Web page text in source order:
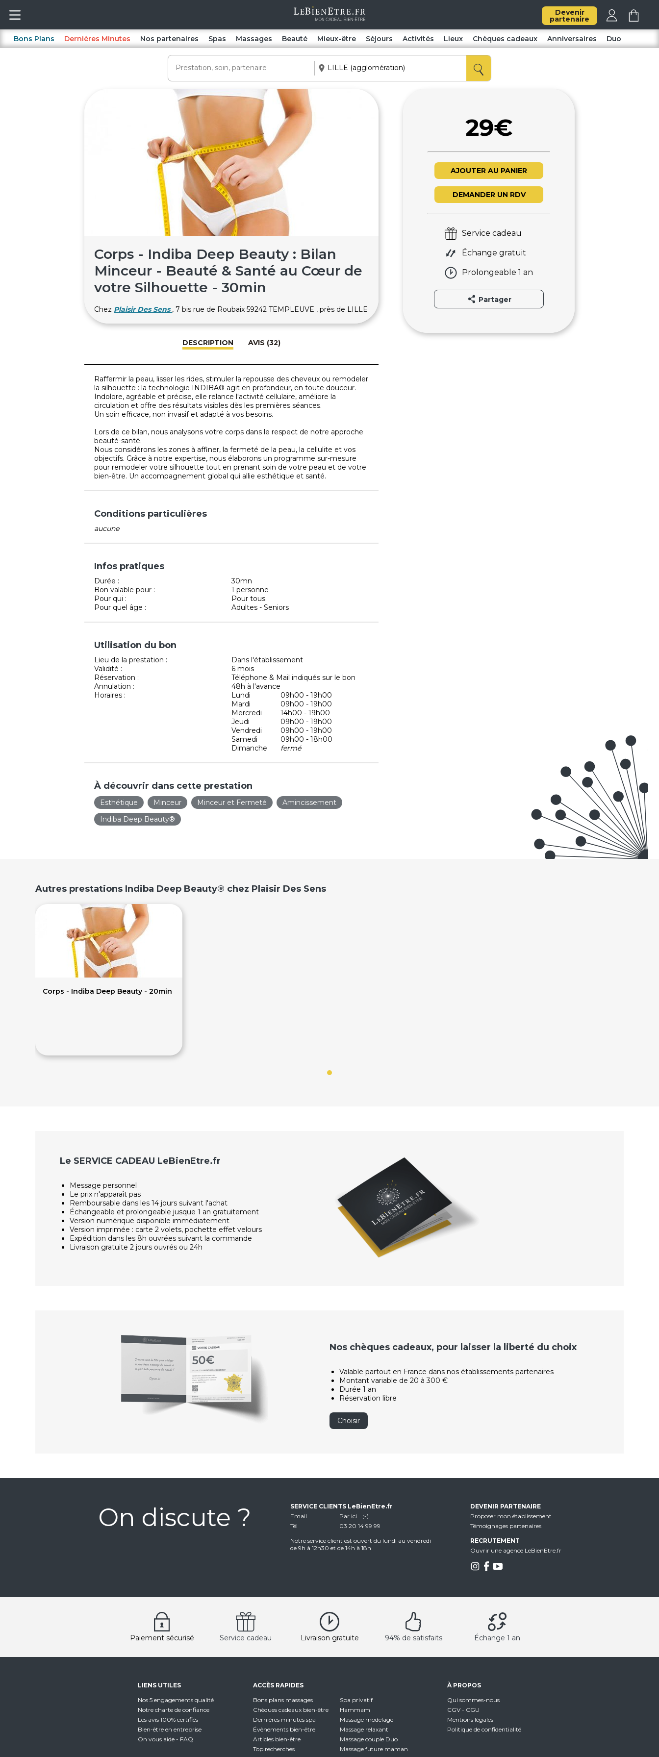
Devenir
partenaire
Bons Plans Dernières Minutes Nos partenaires Spas Massages Beauté Mieux-être Séjours Activités Lieux Chèques cadeaux Anniversaires Duo
Corps - Indiba Deep Beauty : Bilan
Minceur - Beauté & Santé au Cœur de
votre Silhouette - 30min
Chez Plaisir Des Sens , 7 bis rue de Roubaix 59242 TEMPLEUVE , près de LILLE
DESCRIPTION AVIS (32)
Raffermir la peau, lisser les rides, stimuler la repousse des cheveux ou remodeler
la silhouette : la technologie INDIBA® agit en profondeur, en toute douceur.
Indolore, agréable et précise, elle relance l'activité cellulaire, améliore la
circulation et offre des résultats visibles dès les premières séances.
Un soin efficace, non invasif et adapté à vos besoins.
Lors de ce bilan, nous analysons votre corps dans le respect de notre approche
beauté-santé.
Nous considérons les zones à affiner, la fermeté de la peau, la cellulite et vos
objectifs. Grâce à notre expertise, nous élaborons un programme sur-mesure
pour remodeler votre silhouette tout en prenant soin de votre peau et de votre
bien-être. Un accompagnement global qui allie esthétique et santé.
Conditions particulières
aucune
Infos pratiques
Durée :
30mn
Bon valable pour :
1 personne
Pour qui :
Pour tous
Pour quel âge :
Adultes - Seniors
Utilisation du bon
Lieu de la prestation :
Dans l'établissement
Validité :
6 mois
Réservation :
Téléphone & Mail indiqués sur le bon
Annulation :
48h à l'avance
Horaires :
Lundi
09h00 - 19h00
Mardi
09h00 - 19h00
Mercredi
14h00 - 19h00
Jeudi
09h00 - 19h00
Vendredi
09h00 - 19h00
Samedi
09h00 - 18h00
Dimanche
fermé
À découvrir dans cette prestation
Esthétique Minceur Minceur et Fermeté
Amincissement
Indiba Deep Beauty®
29€
AJOUTER AU PANIER
DEMANDER UN RDV
Service cadeau
Échange gratuit
Prolongeable 1 an
Partager
Autres prestations Indiba Deep Beauty® chez Plaisir Des Sens
Corps - Indiba Deep Beauty - 20min
Le SERVICE CADEAU LeBienEtre.fr
Message personnel
Le prix n'apparaît pas
Remboursable dans les 14 jours suivant l'achat
Échangeable et prolongeable jusque 1 an gratuitement
Version numérique disponible immédiatement
Version imprimée : carte 2 volets, pochette effet velours
Expédition dans les 8h ouvrées suivant la commande
Livraison gratuite 2 jours ouvrés ou 24h
Nos chèques cadeaux, pour laisser la liberté du choix
Valable partout en France dans nos établissements partenaires
Montant variable de 20 à 300 €
Durée 1 an
Réservation libre
Choisir
On discute ?
SERVICE CLIENTS LeBienEtre.fr
Email
Par ici... ;-)
Tél
03 20 14 99 99
Notre service client est ouvert du lundi au vendredi
de 9h à 12h30 et de 14h à 18h
DEVENIR PARTENAIRE
Proposer mon établissement
Témoignages partenaires
RECRUTEMENT
Ouvrir une agence LeBienEtre.fr
Paiement sécurisé Service cadeau Livraison gratuite 94% de satisfaits Échange 1 an
LIENS UTILES
Nos 5 engagements qualité
Notre charte de confiance
Les avis 100% certifiés
Bien-être en entreprise
On vous aide - FAQ
ACCÈS RAPIDES
Bons plans massages
Chèques cadeaux bien-être
Dernières minutes spa
Évènements bien-être
Articles bien-être
Top recherches
Spa privatif
Hammam
Massage modelage
Massage relaxant
Massage couple Duo
Massage future maman
À PROPOS
Qui sommes-nous
CGV - CGU
Mentions légales
Politique de confidentialité